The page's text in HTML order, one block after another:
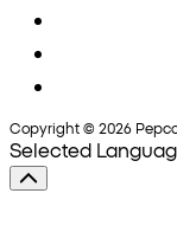
Copyright © 2026
Selected